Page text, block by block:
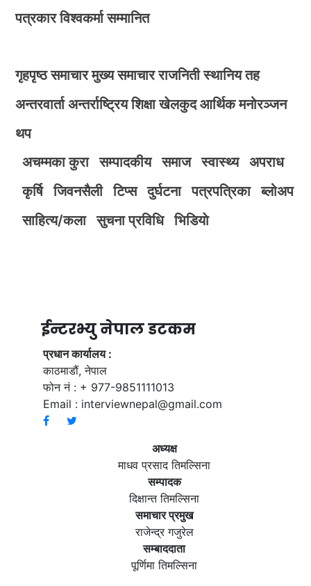
पत्रकार विश्वकर्मा सम्मानित
गृहपृष्ठ समाचार मुख्य समाचार राजनिती स्थानिय तह
अन्तरवार्ता अन्तर्राष्ट्रिय शिक्षा खेलकुद आर्थिक मनोरञ्जन
थप
अचम्मका कुरा
सम्पादकीय समाज स्वास्थ्य
अपराध
कृर्षि
जिवनसैली टिप्स दुर्घटना पत्रपत्रिका
ब्लोअप
साहित्य/कला
सुचना प्रविधि भिडियाे
ईन्टरभ्यु नेपाल डटकम
प्रधान कार्यालय :
काठमाडौं, नेपाल
फोन नं : + 977-9851111013
Email : interviewnepal@gmail.com
अध्यक्ष
माधव प्रसाद तिमल्सिना
सम्पादक
दिक्षान्त तिमल्सिना
समाचार प्रमुख
राजेन्द्र गजुरेल
सम्बाददाता
पूर्णिमा तिमल्सिना